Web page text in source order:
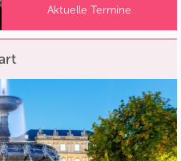
Aktuelle Termine